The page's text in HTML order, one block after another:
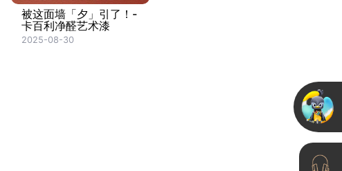
被这面墙「夕」引了！-
卡百利净醛艺术漆
2025-08-30